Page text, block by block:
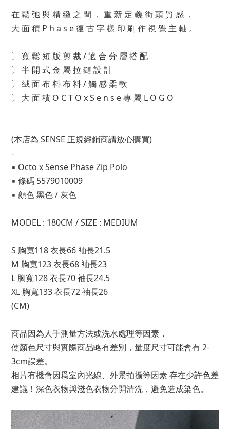
在 鬆 弛 與 精 緻 之 間 ， 重 新 定 義 街 頭 質 感 ，
⼤ ⾯ 積 P h a s e 復 古 字 樣 印 刷 作 視 覺 主 軸 。
〕 寬 鬆 短 版 剪 裁 / 適 合 分 層 搭 配
〕 半 開 式 ⾦ 屬 拉 鏈 設 計
〕 絨 ⾯ 布 料 布 料 / 觸 感 柔 軟
〕 ⼤ ⾯ 積 O C T O x S e n s e 專 屬 L O G O
(本店為 SENSE 正規經銷商請放心購買)
-
▪ Octo x Sense Phase Zip Polo
▪ 條碼 5579010009
▪ 顏色 黑色 / 灰色
MODEL : 180CM / SIZE : MEDIUM
S 胸寬118 衣長66 袖長21.5
M 胸寬123 衣長68 袖長23
L 胸寬128 衣長70 袖長24.5
XL 胸寬133 衣長72 袖長26
(CM)
商品因為人手測量方法或洗水處理等因素，
使顏色尺寸與實際商品略有差別，量度尺寸可能會有 2-
3cm誤差。
相片有機會因爲室內光線、外景拍攝等因素 存在少許色差
建議！深色衣物與淺色衣物分開清洗，避免造成染色。